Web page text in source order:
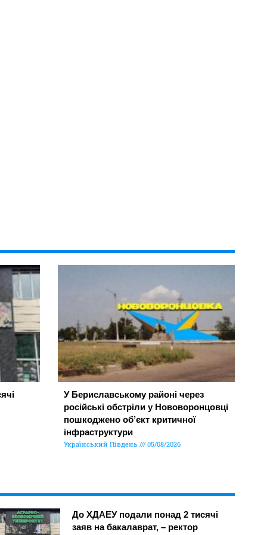
У Бериславському районі через
російські обстріли у Нововоронцовці
пошкоджено об’єкт критичної
інфраструктури
Український Південь 05/08/2026
До ХДАЕУ подали понад 2 тисячі
заяв на бакалаврат, – ректор